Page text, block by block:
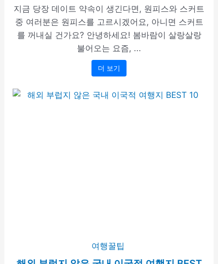
지금 당장 데이트 약속이 생긴다면, 원피스와 스커트
중 여러분은 원피스를 고르시겠어요, 아니면 스커트
를 꺼내실 건가요? 안녕하세요! 봄바람이 살랑살랑
불어오는 요즘, ...
더 보기
여행꿀팁